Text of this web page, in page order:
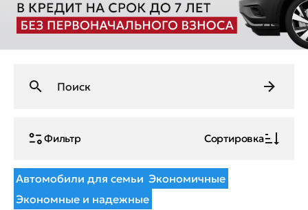
Фильтр Сортировка
Автомобили для семьи Экономичные
Экономные и надежные